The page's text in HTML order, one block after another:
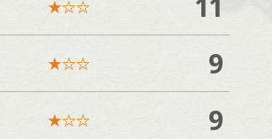
★☆☆
★☆☆
9
★☆☆
9